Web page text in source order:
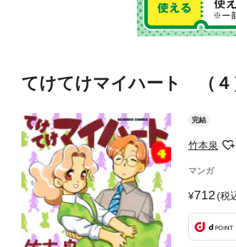
てけてけマイハート （４
完結
竹本泉
マンガ
712(税